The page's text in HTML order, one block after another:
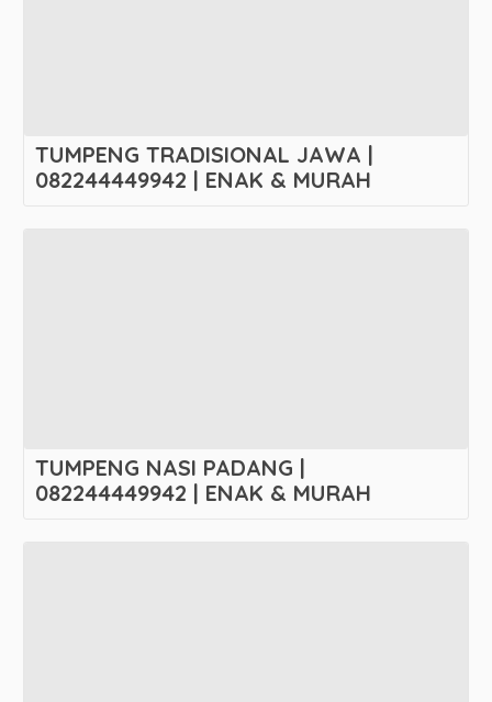
TUMPENG TRADISIONAL JAWA |
082244449942 | ENAK & MURAH
TUMPENG NASI PADANG |
082244449942 | ENAK & MURAH